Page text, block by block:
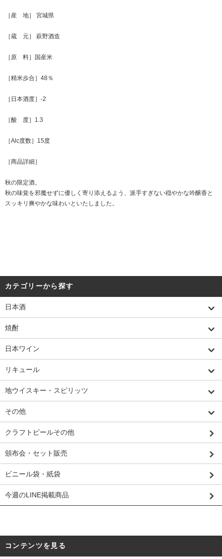
［産 地］ 宮城県
［蔵 元］ 萩野酒造
［原 料］国産米
［精米歩合］48％
［日本酒度］-2
［酸 度］1.3
［Alc度数］15度
［商品詳細］
秋の限定酒。
秋の味覚を邪魔せずに優しく寄り添えるよう、派手すぎない穏やかな吟醸香と
スッキリ爽やかな味わいといたしました。
カテゴリーから探す
日本酒
焼酎
日本ワイン
リキュール
地ウイスキー・スピリッツ
その他
クラフトビールその他
頒布会・セット販売
ビニール袋・紙袋
今週のLINE掲載商品
コンテンツを見る